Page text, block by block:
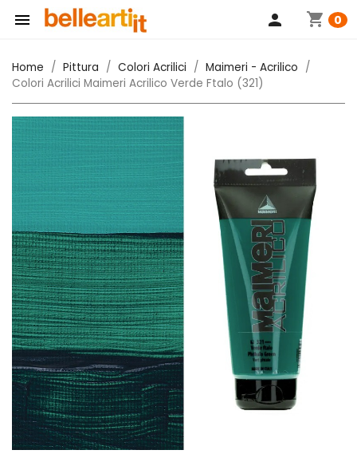
 shopping_cart 0
person
Home Pittura Colori Acrilici
Maimeri - Acrilico
Colori Acrilici Maimeri Acrilico Verde Ftalo (321)